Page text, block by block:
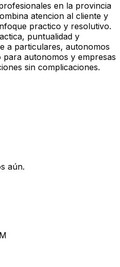
en la provincia
atencion al cliente y
practico y resolutivo.
puntualidad y
a particulares, autonomos
autonomos y empresas
sin complicaciones.
aún.